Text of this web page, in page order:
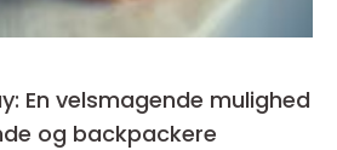
En velsmagende mulighed
og backpackere